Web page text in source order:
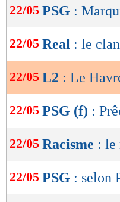
de
OK
22/05 PSG :
22/05 Real : le
22/05 L2 : Le
22/05 PSG (f) :
22/05 Racisme : le
22/05 PSG : selon